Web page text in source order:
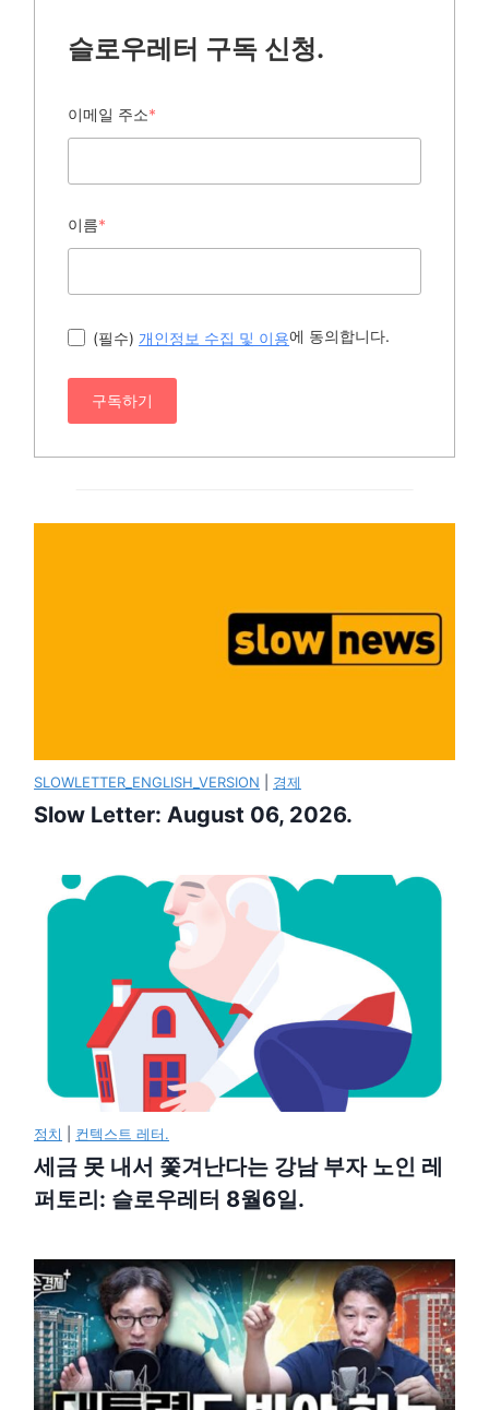
슬로우레터 구독 신청.
이메일 주소*
이름*
(필수) 개인정보 수집 및 이용에 동의합니다.
구독하기
SLOWLETTER_ENGLISH_VERSION 경제
Slow Letter: August 06, 2026.
정치 컨텍스트 레터.
세금 못 내서 쫓겨난다는 강남 부자 노인 레
퍼토리: 슬로우레터 8월6일.